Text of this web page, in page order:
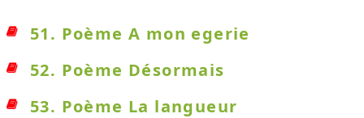
51. Poème A mon egerie
52. Poème Désormais
53. Poème La langueur